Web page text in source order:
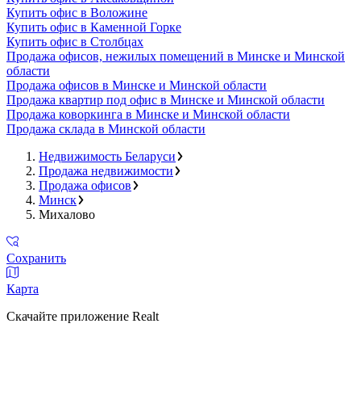
Купить офис в Воложине
Купить офис в Каменной Горке
Купить офис в Столбцах
Продажа офисов, нежилых помещений в Минске и Минской
области
Продажа офисов в Минске и Минской области
Продажа квартир под офис в Минске и Минской области
Продажа коворкинга в Минске и Минской области
Продажа склада в Минской области
Недвижимость Беларуси
Продажа недвижимости
Продажа офисов
Минск
Михалово
Сохранить
Карта
Скачайте приложение Realt